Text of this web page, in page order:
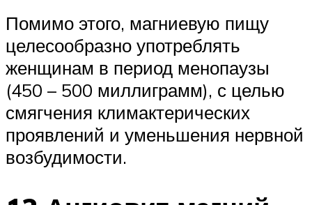
Помимо этого, магниевую пищу
целесообразно употреблять
женщинам в период менопаузы
(450 – 500 миллиграмм), с целью
смягчения климактерических
проявлений и уменьшения нервной
возбудимости.